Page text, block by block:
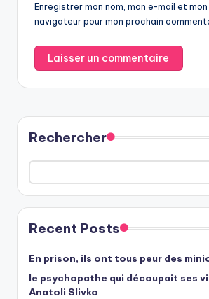
Enregistrer mon nom, mon e-mail et
navigateur pour mon prochain
Rechercher
Recent Posts
En prison, ils ont tous peur des
le psychopathe qui découpait ses
Anatoli Slivko